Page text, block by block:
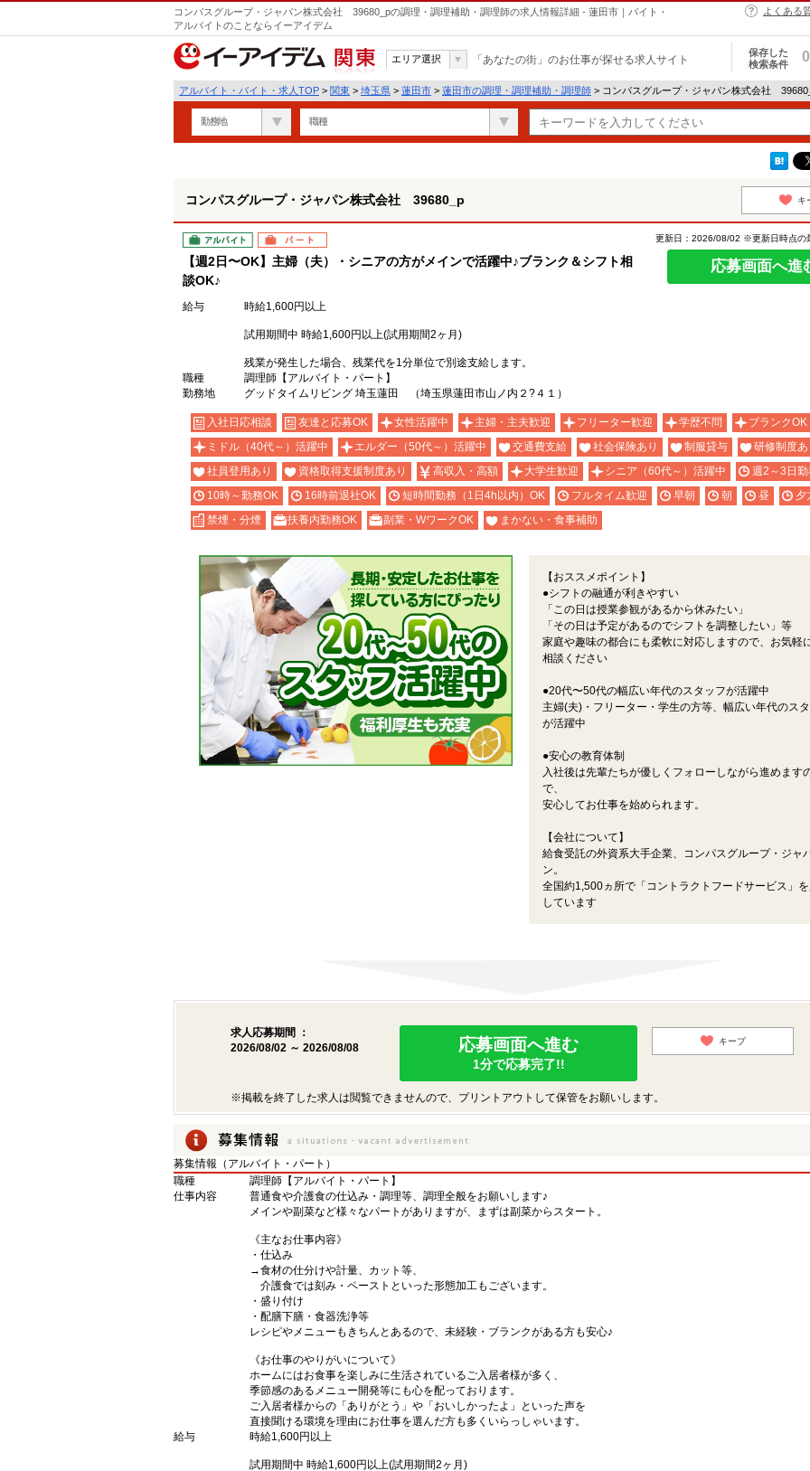
コンパスグループ・ジャパン株式会社 39680_pの調理・調理補助・調理師の求人情報詳細 - 蓮田市｜バイト・
アルバイトのことならイーアイデム
よくある
関東
エリア選択 「あなたの街」のお仕事が探せる求人サイト
保存した
検索条件
0
アルバイト・バイト・求人TOP > 関東 > 埼玉県 > 蓮田市 > 蓮田市の調理・調理補助・調理師 > コンパスグループ・ジャパン株式会社
勤務地 職種
コンパスグループ・ジャパン株式会社 39680_p キ
アルバイト パート
【週2日〜OK】主婦（夫）・シニアの方がメインで活躍中♪ブランク＆シフト相
談OK♪
更新日：2026/08/02 ※更新日時点の
応募画面へ進
給与 時給1,600円以上
試用期間中 時給1,600円以上(試用期間2ヶ月)
残業が発生した場合、残業代を1分単位で別途支給します。
職種
調理師【アルバイト・パート】
勤務地
グッドタイムリビング 埼玉蓮田 （埼玉県蓮田市山ノ内２?４１）
入社日応相談 友達と応募OK 女性活躍中 主婦・主夫歓迎 フリーター歓迎 学歴不問
ブランクOK
ミドル（40代～）活躍中
エルダー（50代～）活躍中 交通費支給 社会保険あり 制服貸与
研修制度あ
社員登用あり
資格取得支援制度あり 高収入・高額 大学生歓迎 シニア（60代～）活躍中
週2～3日
10時～勤務OK
16時前退社OK 短時間勤務（1日4h以内）OK フルタイム歓迎 早朝 朝 昼
夕
禁煙・分煙
扶養内勤務OK 副業・WワークOK まかない・食事補助
【おススメポイント】
●シフトの融通が利きやすい
「この日は授業参観があるから休みたい」
「その日は予定があるのでシフトを調整したい」等
家庭や趣味の都合にも柔軟に対応しますので、お気軽
相談ください
●20代〜50代の幅広い年代のスタッフが活躍中
主婦(夫)・フリーター・学生の方等、幅広い年代のス
が活躍中
●安心の教育体制
入社後は先輩たちが優しくフォローしながら進めます
で、
安心してお仕事を始められます。
【会社について】
給食受託の外資系大手企業、コンパスグループ・ジャ
ン。
全国約1,500ヵ所で「コントラクトフードサービス」
しています
求人応募期間 ：
2026/08/02 ～ 2026/08/08
応募画面へ進む
1分で応募完了!!
キープ
※掲載を終了した求人は閲覧できませんので、プリントアウトして保管をお願いします。
募集情報（アルバイト・パート）
職種
調理師【アルバイト・パート】
仕事内容
普通食や介護食の仕込み・調理等、調理全般をお願いします♪
メインや副菜など様々なパートがありますが、まずは副菜からスタート。
《主なお仕事内容》
・仕込み
→食材の仕分けや計量、カット等、
介護食では刻み・ペーストといった形態加工もございます。
・盛り付け
・配膳下膳・食器洗浄等
レシピやメニューもきちんとあるので、未経験・ブランクがある方も安心♪
《お仕事のやりがいについて》
ホームにはお食事を楽しみに生活されているご入居者様が多く、
季節感のあるメニュー開発等にも心を配っております。
ご入居者様からの「ありがとう」や「おいしかったよ」といった声を
直接聞ける環境を理由にお仕事を選んだ方も多くいらっしゃいます。
給与
時給1,600円以上
試用期間中 時給1,600円以上(試用期間2ヶ月)